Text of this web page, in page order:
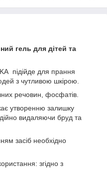
гель для дітей та
підійде для прання
з чутливою шкірою.
речовин, фосфатів.
утворенню залишку
видаляючи бруд та
засіб необхідно
згідно з